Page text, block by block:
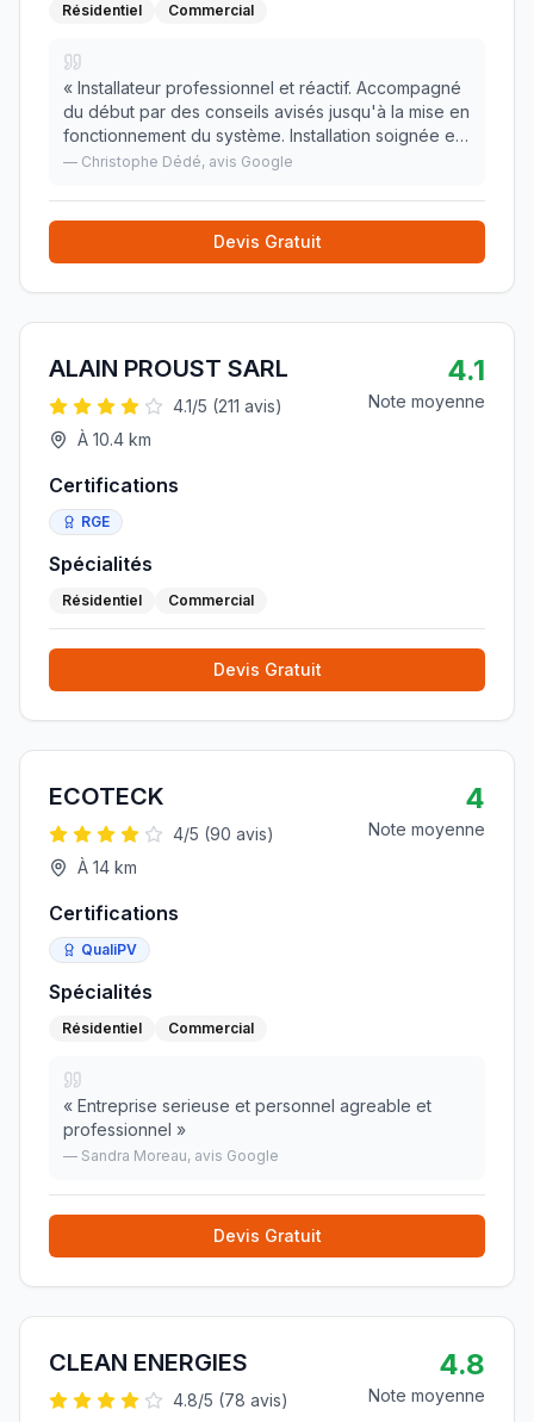
Résidentiel Commercial
« Installateur professionnel et réactif. Accompagné
du début par des conseils avisés jusqu'à la mise en
fonctionnement du système. Installation soignée et
chantier rendu propre. Suivi des démarches
— Christophe Dédé, avis Google
Devis Gratuit
ALAIN PROUST SARL
4.1/5 (211 avis)
À 10.4 km
4.1
Note moyenne
Certifications
RGE
Spécialités
Résidentiel Commercial
Devis Gratuit
ECOTECK
4/5 (90 avis)
À 14 km
4
Note moyenne
Certifications
QualiPV
Spécialités
Résidentiel Commercial
« Entreprise serieuse et personnel agreable et
professionnel »
— Sandra Moreau, avis Google
Devis Gratuit
CLEAN ENERGIES
4.8/5 (78 avis)
4.8
Note moyenne